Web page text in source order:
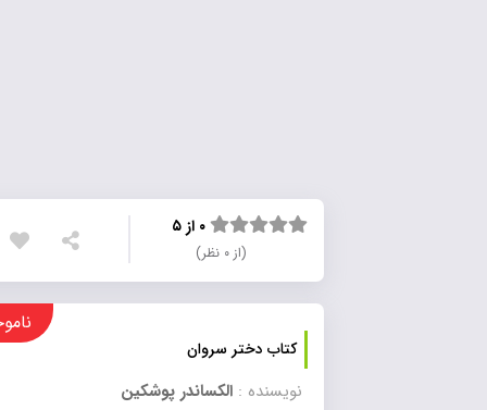
۰ از ۵
کتاب دختر سروان
ناموجود
نویسنده :الکساندر پوشکین